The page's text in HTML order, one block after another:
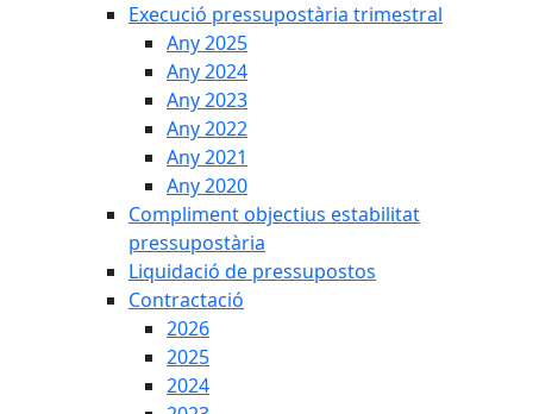
Execució pressupostària trimestral
Any 2025
Any 2024
Any 2023
Any 2022
Any 2021
Any 2020
Compliment objectius estabilitat
pressupostària
Liquidació de pressupostos
Contractació
2026
2025
2024